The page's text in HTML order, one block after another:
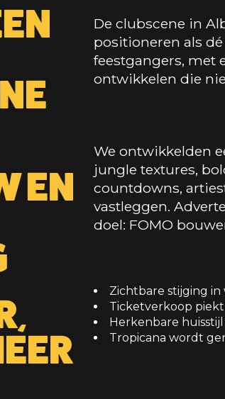
De clubscene in
positioneren als
feestgangers, met
ontwikkelen die
EN
We ontwikkelden
jungle textures,
countdowns,
vastleggen.
doel: FOMO
Zichtbare stijging in
Ticketverkoop
Herkenbare
Tropicana wordt